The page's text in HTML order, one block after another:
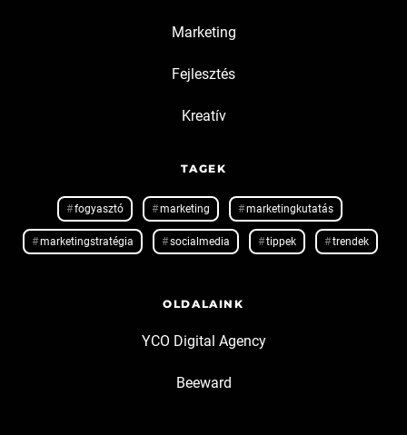
Marketing
Fejlesztés
Kreatív
TAGEK
fogyasztó marketing marketingkutatás
marketingstratégia socialmedia tippek trendek
OLDALAINK
YCO Digital Agency
Beeward